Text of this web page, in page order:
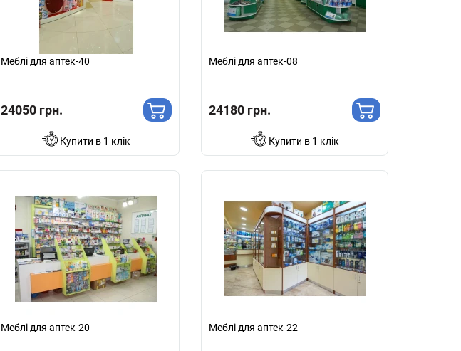
Меблі для аптек-40
24050 грн.
Купити в 1 клік
Меблі для аптек-08
24180 грн.
Купити в 1 клік
Меблі для аптек-20 Меблі для аптек-22